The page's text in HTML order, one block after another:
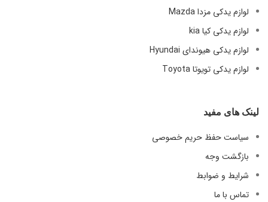
لوازم یدکی مزدا Mazda
لوازم یدکی کیا kia
لوازم یدکی هیوندای Hyundai
لوازم یدکی تویوتا Toyota
لینک های مفید
سیاست حفظ حریم خصوصی
بازگشت وجه
شرایط و ضوابط
تماس با ما